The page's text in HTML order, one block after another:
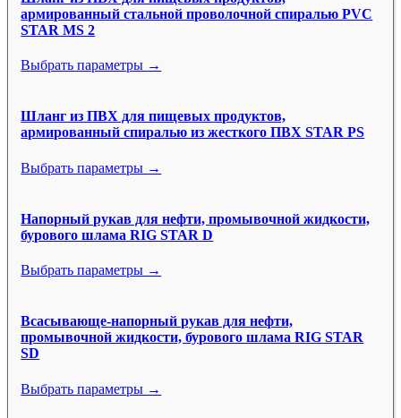
армированный стальной проволочной спиралью PVC
STAR MS 2
Выбрать параметры →
Шланг из ПВХ для пищевых продуктов,
армированный спиралью из жесткого ПВХ STAR PS
Выбрать параметры →
Напорный рукав для нефти, промывочной жидкости,
бурового шлама RIG STAR D
Выбрать параметры →
Всасывающе-напорный рукав для нефти,
промывочной жидкости, бурового шлама RIG STAR
SD
Выбрать параметры →